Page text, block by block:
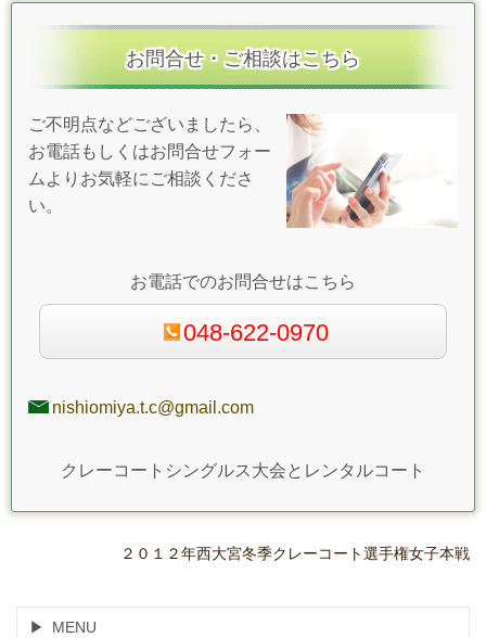
お問合せ・ご相談はこちら
ご不明点などございましたら、
お電話もしくはお問合せフォー
ムよりお気軽にご相談くださ
い。
お電話でのお問合せはこちら
048-622-0970
nishiomiya.t.c@gmail.com
クレーコートシングルス大会とレンタルコート
２０１２年西大宮冬季クレーコート選手権女子本戦
MENU